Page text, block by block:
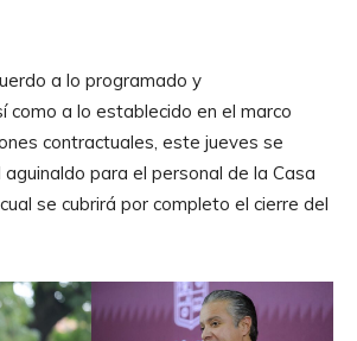
a lo programado y
como a lo establecido en el marco
contractuales, este jueves se
para el personal de la Casa
se cubrirá por completo el cierre del